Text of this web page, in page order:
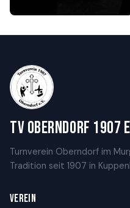
TV Oberndorf 1907
Turnverein Oberndorf im
Tradition seit 1907 in
VEREIN